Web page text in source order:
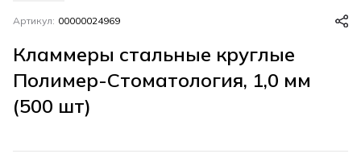
Артикул: 00000024969
Кламмеры стальные круглые
Полимер-Стоматология, 1,0 мм
(500 шт)